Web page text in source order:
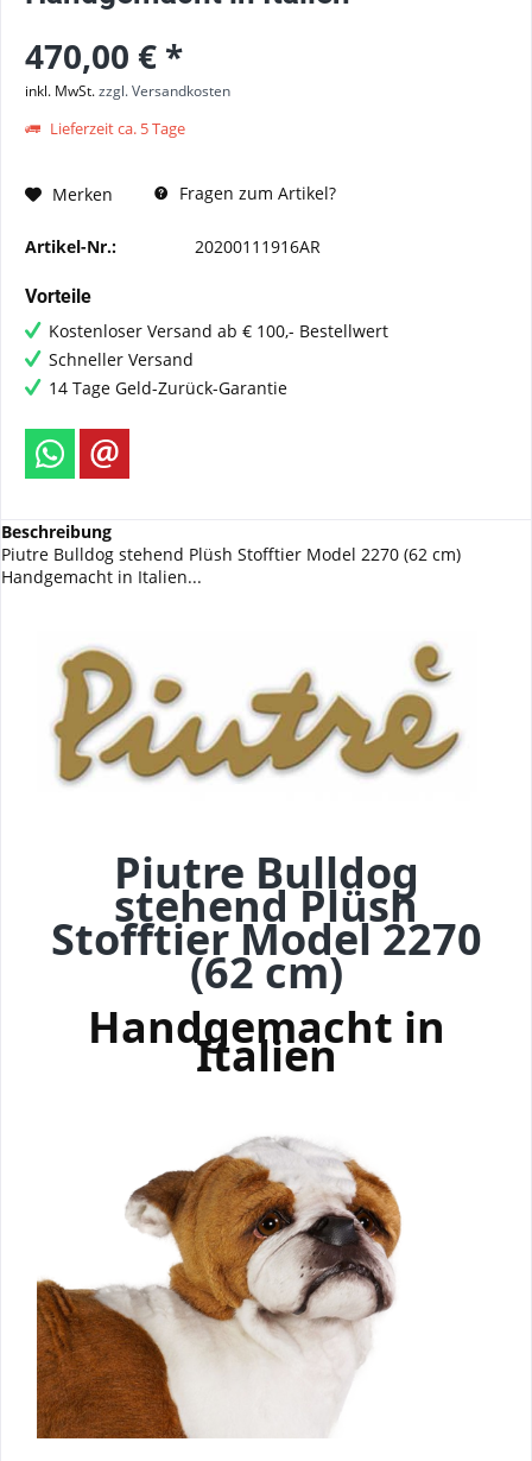
470,00 € *
inkl. MwSt.zzgl. Versandkosten
Lieferzeit ca. 5 Tage
Merken Fragen zum Artikel?
Artikel-Nr.: 20200111916AR
Vorteile
Kostenloser Versand ab € 100,- Bestellwert
Schneller Versand
14 Tage Geld-Zurück-Garantie
Beschreibung
Piutre Bulldog stehend Plüsh Stofftier Model 2270 (62 cm)
Handgemacht in Italien...
Piutre Bulldog
stehend Plüsh
Stofftier Model 2270
(62 cm)
Handgemacht in
Italien